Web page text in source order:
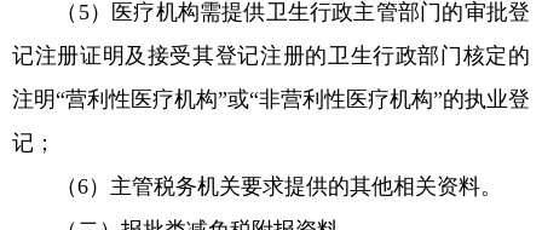
（5）医疗机构需提供卫生行政主管部门的审批登
记注册证明及接受其登记注册的卫生行政部门核定的
注明“营利性医疗机构”或“非营利性医疗机构”的执业登
记；
（6）主管税务机关要求提供的其他相关资料。